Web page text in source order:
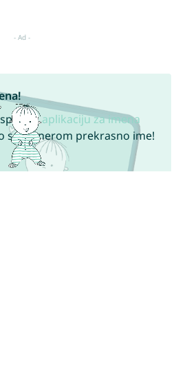
aplikaciju za imena
s partnerom prekrasno ime!